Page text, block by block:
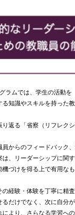
ラムでは、学生の活動を
知識やスキルを持った
返る「省察（リフレク
からのフィードバック
、リーダーシップに関
づけを得る上で有用なも
経験・体験を丁寧に精
だけでなく、次に自分
により、さらなる学習へ